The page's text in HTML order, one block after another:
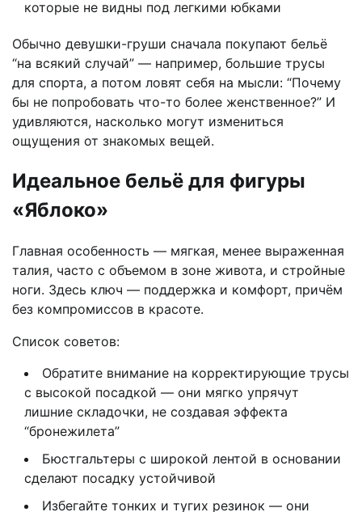
которые не видны под легкими юбками
Обычно девушки-груши сначала покупают бельё
“на всякий случай” — например, большие трусы
для спорта, а потом ловят себя на мысли: “Почему
бы не попробовать что-то более женственное?” И
удивляются, насколько могут измениться
ощущения от знакомых вещей.
Идеальное бельё для фигуры
«Яблоко»
Главная особенность — мягкая, менее выраженная
талия, часто с объемом в зоне живота, и стройные
ноги. Здесь ключ — поддержка и комфорт, причём
без компромиссов в красоте.
Список советов:
Обратите внимание на корректирующие трусы
с высокой посадкой — они мягко упрячут
лишние складочки, не создавая эффекта
“бронежилета”
Бюстгальтеры с широкой лентой в основании
сделают посадку устойчивой
Избегайте тонких и тугих резинок — они